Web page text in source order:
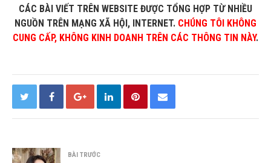
CÁC BÀI VIẾT TRÊN WEBSITE ĐƯỢC TỔNG HỢP TỪ NHIỀU
NGUỒN TRÊN MẠNG XÃ HỘI, INTERNET. CHÚNG TÔI KHÔNG
CUNG CẤP, KHÔNG KINH DOANH TRÊN CÁC THÔNG TIN NÀY.
BÀI TRƯỚC